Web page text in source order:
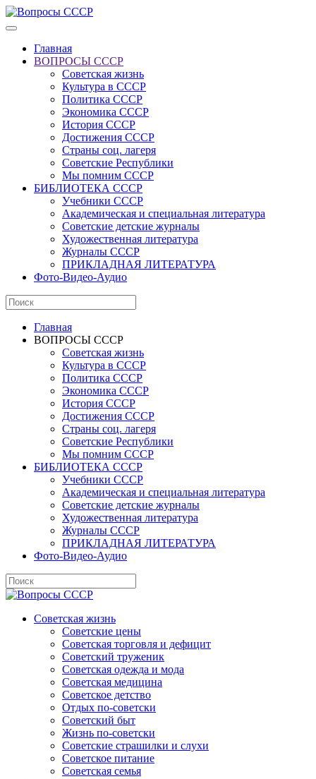
Главная
ВОПРОСЫ СССР
Советская жизнь
Культура в СССР
Политика СССР
Экономика СССР
История СССР
Достижения СССР
Страны соц. лагеря
Советские Республики
Мы помним СССР
БИБЛИОТЕКА СССР
Учебники СССР
Академическая и специальная литература
Советские детские журналы
Художественная литература
Журналы СССР
ПРИКЛАДНАЯ ЛИТЕРАТУРА
Фото-Видео-Аудио
Главная
ВОПРОСЫ СССР
Советская жизнь
Культура в СССР
Политика СССР
Экономика СССР
История СССР
Достижения СССР
Страны соц. лагеря
Советские Республики
Мы помним СССР
БИБЛИОТЕКА СССР
Учебники СССР
Академическая и специальная литература
Советские детские журналы
Художественная литература
Журналы СССР
ПРИКЛАДНАЯ ЛИТЕРАТУРА
Фото-Видео-Аудио
Советская жизнь
Советские цены
Советская торговля и дефицит
Советский труженик
Советская одежда и мода
Советская медицина
Советское детство
Отдых по-советски
Советский быт
Жизнь по-советски
Советские страшилки и слухи
Советское питание
Советская семья